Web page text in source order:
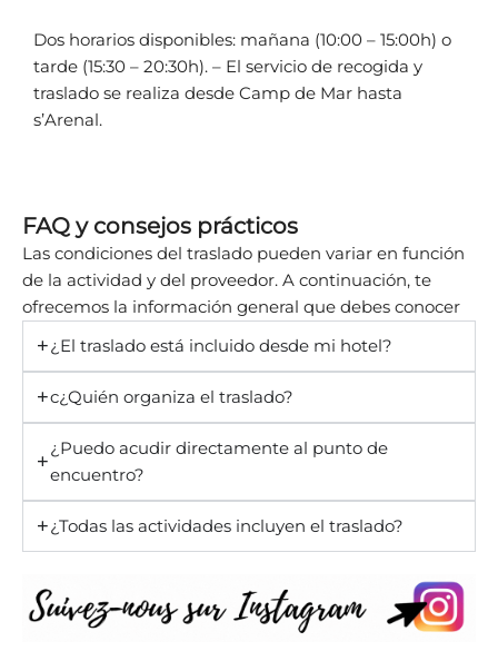
Dos horarios disponibles: mañana (10:00 – 15:00h) o
tarde (15:30 – 20:30h). – El servicio de recogida y
traslado se realiza desde Camp de Mar hasta
s’Arenal.
FAQ y consejos prácticos
Las condiciones del traslado pueden variar en función
de la actividad y del proveedor. A continuación, te
ofrecemos la información general que debes conocer
¿El traslado está incluido desde mi hotel?
c¿Quién organiza el traslado?
¿Puedo acudir directamente al punto de
encuentro?
¿Todas las actividades incluyen el traslado?